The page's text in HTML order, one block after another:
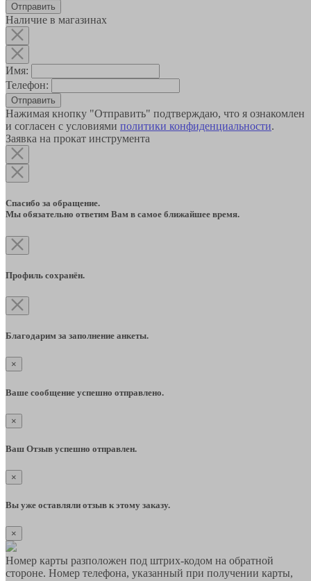
Наличие в магазинах
Имя:
Телефон:
Отправить
Нажимая кнопку "Отправить" подтверждаю, что я ознакомлен
и согласен с условиями политики конфиденциальности.
Заявка на прокат инструмента
Спасибо за обращение.
Мы обязательно ответим Вам в самое ближайшее время.
Профиль сохранён.
Благодарим за заполнение анкеты.
×
Ваше сообщение успешно отправлено.
×
Ваш Отзыв успешно отправлен.
×
Вы уже оставляли отзыв к этому заказу.
×
Номер карты разположен под штрих-кодом на обратной
стороне. Номер телефона, указанный при получении карты,